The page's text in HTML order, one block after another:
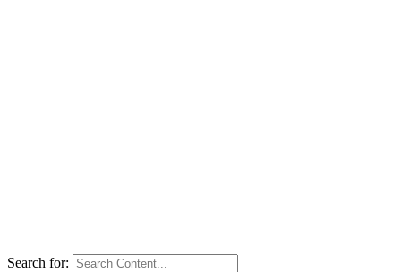
Search for: